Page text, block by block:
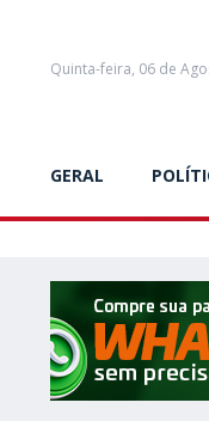
Quinta-feira, 06 de
GERAL